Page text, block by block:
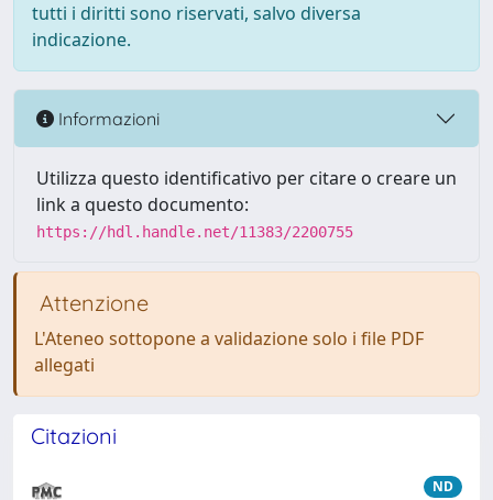
tutti i diritti sono riservati, salvo diversa
indicazione.
Informazioni
Utilizza questo identificativo per citare o creare un
link a questo documento:
https://hdl.handle.net/11383/2200755
Attenzione
L'Ateneo sottopone a validazione solo i file PDF
allegati
Citazioni
ND